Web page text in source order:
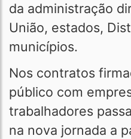
da administração
União, estados,
municípios.
Nos contratos
público com
trabalhadores
na nova jornada a